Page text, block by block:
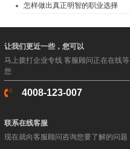
怎样做出真正明智的职业选择
让我们更近一些，您可以
马上拨打企业专线 客服顾问正在在线等
您
4008-123-007
联系在线客服
现在就向客服顾问咨询您要了解的问题